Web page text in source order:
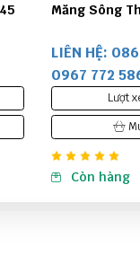
Tê Sống Chết
LIÊN HỆ:
0967 772
Lượt
Còn hàng